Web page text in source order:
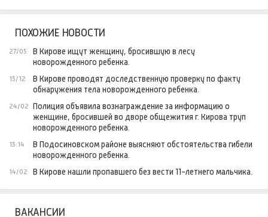
ПОХОЖИЕ НОВОСТИ
27/05
В Кирове ищут женщину, бросившую в лесу
новорожденного ребенка.
13/12
В Кирове проводят доследственную проверку по факту
обнаружения тела новорожденного ребенка.
24/02 Полиция объявила вознаграждение за информацию о
женщине, бросившей во дворе общежития г. Кирова труп
новорожденного ребенка.
13:14
В Подосиновском районе выясняют обстоятельства гибели
новорожденного ребенка.
14/02 В Кирове нашли пропавшего без вести 11-летнего мальчика.
ВАКАНСИИ